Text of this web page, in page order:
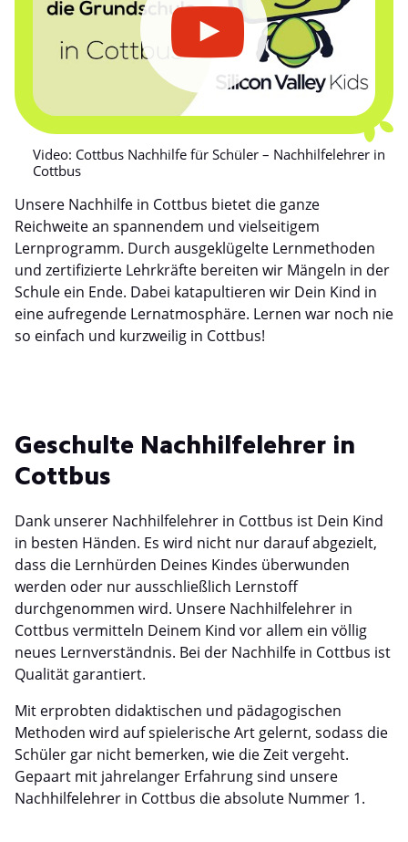
Video: Cottbus Nachhilfe für Schüler – Nachhilfelehrer in
Cottbus
Unsere Nachhilfe in Cottbus bietet die ganze
Reichweite an spannendem und vielseitigem
Lernprogramm. Durch ausgeklügelte Lernmethoden
und zertifizierte Lehrkräfte bereiten wir Mängeln in der
Schule ein Ende. Dabei katapultieren wir Dein Kind in
eine aufregende Lernatmosphäre. Lernen war noch nie
so einfach und kurzweilig in Cottbus!
Geschulte Nachhilfelehrer in
Cottbus
Dank unserer Nachhilfelehrer in Cottbus ist Dein Kind
in besten Händen. Es wird nicht nur darauf abgezielt,
dass die Lernhürden Deines Kindes überwunden
werden oder nur ausschließlich Lernstoff
durchgenommen wird. Unsere Nachhilfelehrer in
Cottbus vermitteln Deinem Kind vor allem ein völlig
neues Lernverständnis. Bei der Nachhilfe in Cottbus ist
Qualität garantiert.
Mit erprobten didaktischen und pädagogischen
Methoden wird auf spielerische Art gelernt, sodass die
Schüler gar nicht bemerken, wie die Zeit vergeht.
Gepaart mit jahrelanger Erfahrung sind unsere
Nachhilfelehrer in Cottbus die absolute Nummer 1.